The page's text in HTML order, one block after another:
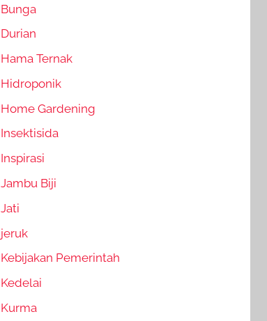
Bunga
Durian
Hama Ternak
Hidroponik
Home Gardening
Insektisida
Inspirasi
Jambu Biji
Jati
jeruk
Kebijakan Pemerintah
Kedelai
Kurma